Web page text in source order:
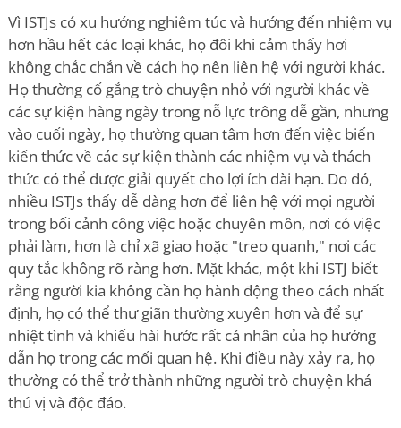
Vì ISTJs có xu hướng nghiêm túc và hướng đến nhiệm vụ
hơn hầu hết các loại khác, họ đôi khi cảm thấy hơi
không chắc chắn về cách họ nên liên hệ với người khác.
Họ thường cố gắng trò chuyện nhỏ với người khác về
các sự kiện hàng ngày trong nỗ lực trông dễ gần, nhưng
vào cuối ngày, họ thường quan tâm hơn đến việc biến
kiến thức về các sự kiện thành các nhiệm vụ và thách
thức có thể được giải quyết cho lợi ích dài hạn. Do đó,
nhiều ISTJs thấy dễ dàng hơn để liên hệ với mọi người
trong bối cảnh công việc hoặc chuyên môn, nơi có việc
phải làm, hơn là chỉ xã giao hoặc "treo quanh," nơi các
quy tắc không rõ ràng hơn. Mặt khác, một khi ISTJ biết
rằng người kia không cần họ hành động theo cách nhất
định, họ có thể thư giãn thường xuyên hơn và để sự
nhiệt tình và khiếu hài hước rất cá nhân của họ hướng
dẫn họ trong các mối quan hệ. Khi điều này xảy ra, họ
thường có thể trở thành những người trò chuyện khá
thú vị và độc đáo.